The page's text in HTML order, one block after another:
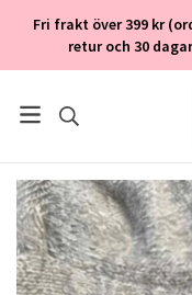
Fri frakt över 399 kr
retur och 30